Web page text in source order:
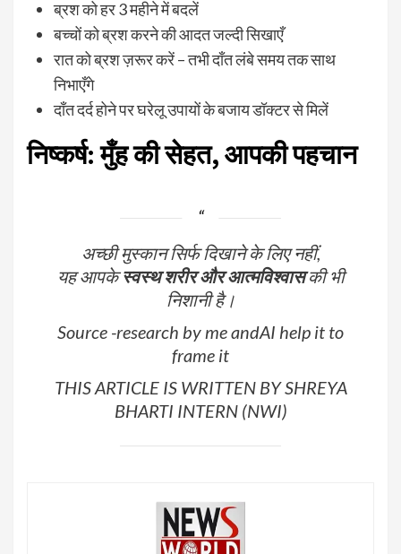
ब्रश को हर 3 महीने में बदलें
बच्चों को ब्रश करने की आदत जल्दी सिखाएँ
रात को ब्रश ज़रूर करें – तभी दाँत लंबे समय तक साथ
निभाएँगे
दाँत दर्द होने पर घरेलू उपायों के बजाय डॉक्टर से मिलें
निष्कर्ष: मुँह की सेहत, आपकी पहचान
अच्छी मुस्कान सिर्फ दिखाने के लिए नहीं,
यह आपकेस्वस्थ शरीर और आत्मविश्वासकी भी
निशानी है।
Source -research by me andAI help it to
frame it
THIS ARTICLE IS WRITTEN BY SHREYA
BHARTI INTERN (NWI)